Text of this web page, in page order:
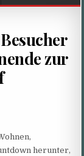
zur
herunter,